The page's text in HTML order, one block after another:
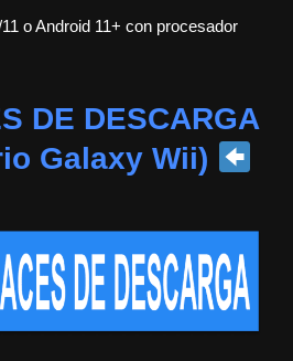
o Android 11+ con procesador
DE DESCARGA
Galaxy Wii)